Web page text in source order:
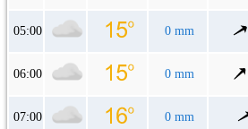
05:00 0 mm
06:00 0 mm
07:00 0 mm